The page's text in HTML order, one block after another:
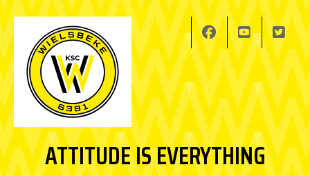
ATTITUDE IS EVERYTHING